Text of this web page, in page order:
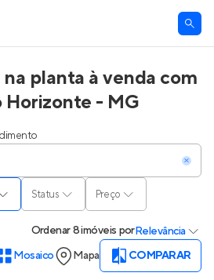
planta à venda com
Horizonte - MG
Status Preço
Ordenar8 imóveis porRelevância
Mosaico
Mapa COMPARAR